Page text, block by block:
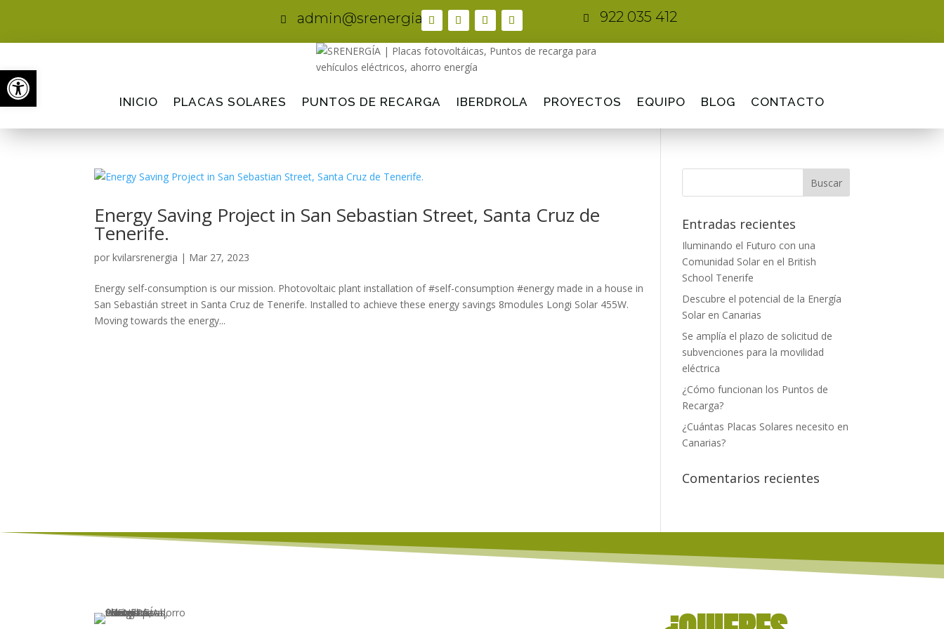
Abrir barra de herramientas
 admin@srenergia.es  922 035 412
INICIO PLACAS SOLARES PUNTOS DE RECARGA IBERDROLA PROYECTOS EQUIPO BLOG CONTACTO
Energy Saving Project in San Sebastian Street, Santa Cruz de
Tenerife.
porkvilarsrenergia | Mar 27, 2023
Energy self-consumption is our mission. Photovoltaic plant installation of #self-consumption #energy made in a house in
San Sebastián street in Santa Cruz de Tenerife. Installed to achieve these energy savings 8modules Longi Solar 455W.
Moving towards the energy...
Entradas recientes
Iluminando el Futuro con una
Comunidad Solar en el British
School Tenerife
Descubre el potencial de la Energía
Solar en Canarias
Se amplía el plazo de solicitud de
subvenciones para la movilidad
eléctrica
¿Cómo funcionan los Puntos de
Recarga?
¿Cuántas Placas Solares necesito en
Canarias?
Comentarios recientes